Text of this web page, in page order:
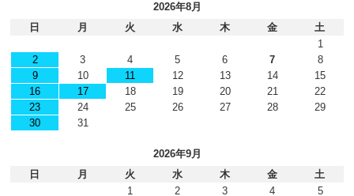
2026年8月
日
月 火 水 木 金
土
1
2
3 4 5 6 7
8
9
10 11 12 13 14
15
16
17 18 19 20 21
22
23
24 25 26 27 28
29
30
31
2026年9月
日
月 火 水 木 金
土
1
2 3 4
5